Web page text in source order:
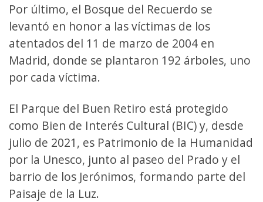
Por último, el Bosque del Recuerdo se
levantó en honor a las víctimas de los
atentados del 11 de marzo de 2004 en
Madrid, donde se plantaron 192 árboles, uno
por cada víctima.
El Parque del Buen Retiro está protegido
como Bien de Interés Cultural (BIC) y, desde
julio de 2021, es Patrimonio de la Humanidad
por la Unesco, junto al paseo del Prado y el
barrio de los Jerónimos, formando parte del
Paisaje de la Luz.